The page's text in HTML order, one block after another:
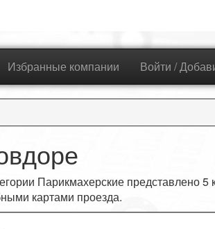
Избранные компании Войти /
Парикмахерские представлено5
картами проезда.